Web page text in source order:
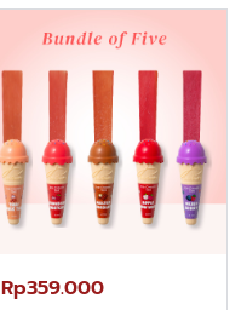
Rp359.000